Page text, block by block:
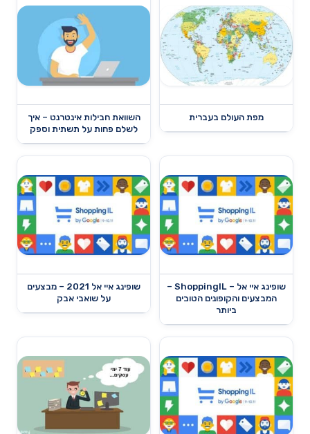
מפת העולם בעברית
השוואת חבילות אינטרנט – איך
לשלם פחות על תשתית וספק
שופינג איי אל – ShoppingIL –
המבצעים והקופונים הטובים
ביותר
שופינג איי אל 2021 – מבצעים
על שואבי אבק